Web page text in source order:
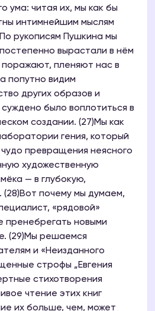
ума: читая их, мы как бы
интимнейшим мыслям
рукописям Пушкина мы
вырастали в нём
пленяют нас в
попутно видим
других образов и
было воплотиться в
создании. (27)Мы как
гения, который
превращения неясного
художественную
— в глубокую,
почему мы думаем,
«рядовой»
пренебрегать новыми
(29)Мы решаемся
и «Неизданного
строфы „Евгения
стихотворения
чтение этих книг
их больше, чем, может